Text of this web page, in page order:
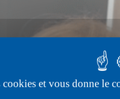
et vous donne le